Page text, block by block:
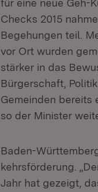
für eine neue Geh-
Checks 2015
Begehungen teil.
vor Ort wurden
stärker in das
Bürgerschaft,
Gemeinden bereits
so der Minister
Baden-
kehrsförderung.
Jahr hat gezeigt,